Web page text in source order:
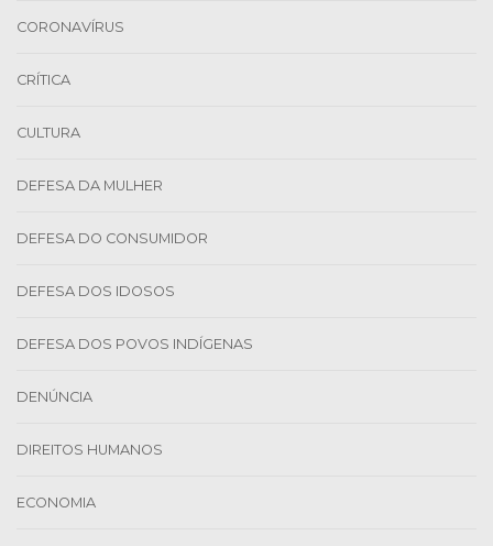
CORONAVÍRUS
CRÍTICA
CULTURA
DEFESA DA MULHER
DEFESA DO CONSUMIDOR
DEFESA DOS IDOSOS
DEFESA DOS POVOS INDÍGENAS
DENÚNCIA
DIREITOS HUMANOS
ECONOMIA